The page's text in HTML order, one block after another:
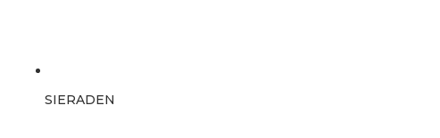
SIERADEN